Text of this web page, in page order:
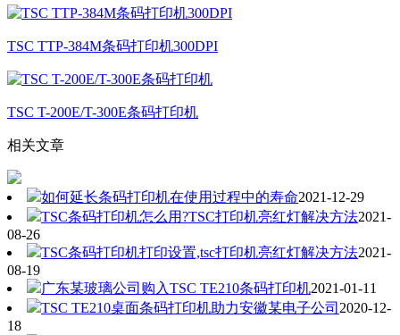
TSC TTP-384M条码打印机300DPI
TSC T-200E/T-300E条码打印机
相关文章
如何延长条码打印机在使用过程中的寿命2021-12-29
TSC条码打印机怎么用?TSC打印机亮红灯解决方法2021-
08-26
TSC条码打印机打印设置,tsc打印机亮红灯解决方法2021-
08-19
广东某玻璃公司购入TSC TE210条码打印机2021-01-11
TSC TE210桌面条码打印机助力安徽某电子公司 2020-12-
18